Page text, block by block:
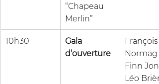
“Chapeau
Merlin”
10h30
Gala
d’ouverture
François
Normag ·
Finn Jon
Léo